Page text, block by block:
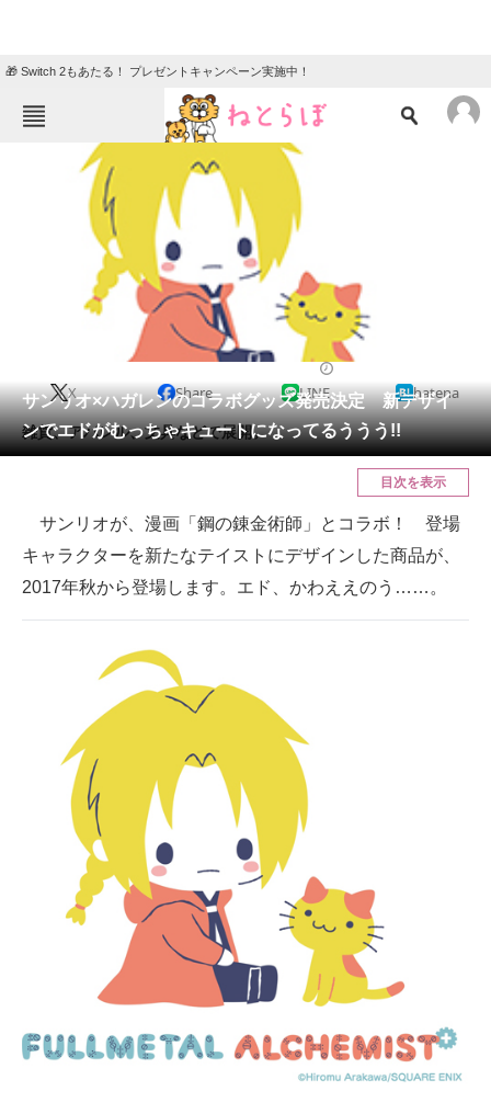
🎁 Switch 2もあたる！ プレゼントキャンペーン実施中！
ねとらぼメニュー
ニュース
クイズ
地域
教育・育児
リサーチ
会員記事
メディア
ITの今と未来を見通す
スマホと通信の最新トレンド
好きが集まる 比べて選べる
ビジネスと働き方のヒント
AI活用のいまが分かる
企業ITのトレンドを詳説
経営リーダーのコミュニティ
マーケ×ITの今がよく分かる
ITエンジニア向け専門サイト
企業向けIT製品の総合サイト
IT製品の技術・比較・事例
サンリオ×ハガレンのコラボグッズ発売決定 新デザイ
ンでエドがむっちゃキュートになってるううう!!
X Share LINE hatena
雑貨、アパレル、文具などで展開。
目次を表示
サンリオが、漫画「鋼の錬金術師」とコラボ！ 登場
キャラクターを新たなテイストにデザインした商品が、
2017年秋から登場します。エド、かわええのう……。